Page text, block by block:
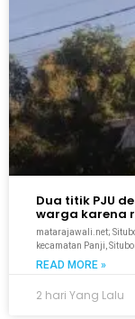
Dua titik PJU
warga karena
matarajawali.net;
kecamatan Panji,
READ MORE »
2 hari Yang Lalu